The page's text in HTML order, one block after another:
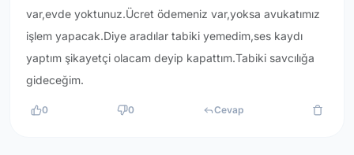
var,evde yoktunuz.Ücret ödemeniz var,yoksa avukatımız
işlem yapacak.Diye aradılar tabiki yemedim,ses kaydı
yaptım şikayetçi olacam deyip kapattım.Tabiki savcılığa
gideceğim.
0 0 Cevap